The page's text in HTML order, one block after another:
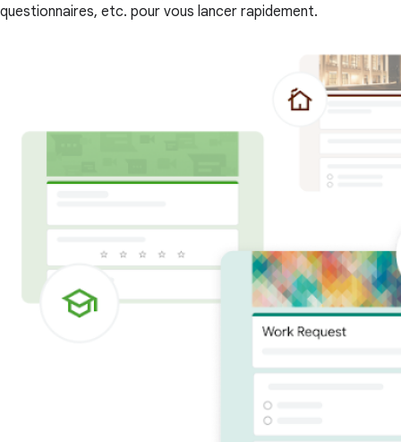
questionnaires, etc. pour vous lancer rapidement.